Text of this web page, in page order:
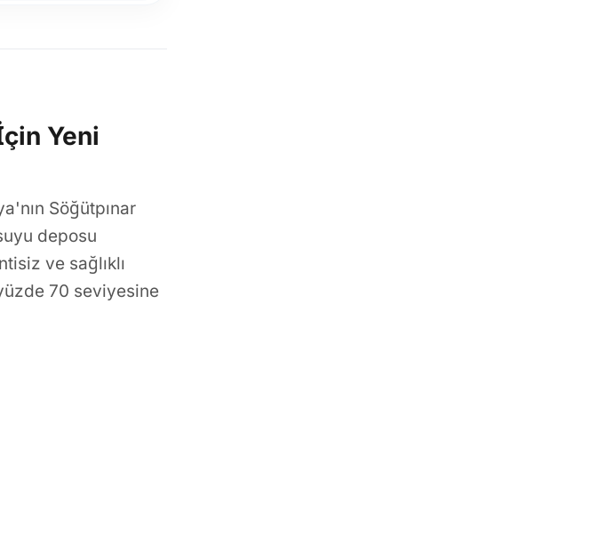
Yeni
Söğütpınar
deposu
ve sağlıklı
70 seviyesine